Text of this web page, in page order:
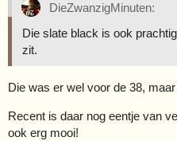
DieZwanzigMinuten:
Die slate black is ook
zit.
Die was er wel voor de 38,
Recent is daar nog eentje van
ook erg mooi!